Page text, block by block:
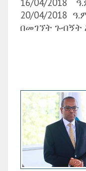
20/04/2018
በመገኘት ጉብኝት